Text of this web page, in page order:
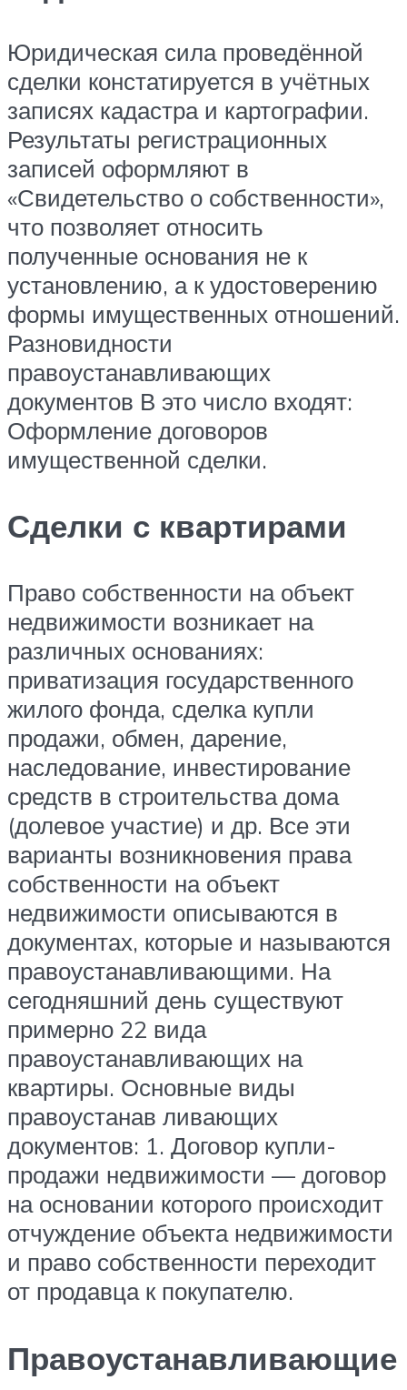
Юридическая сила проведённой
сделки констатируется в учётных
записях кадастра и картографии.
Результаты регистрационных
записей оформляют в
«Свидетельство о собственности»,
что позволяет относить
полученные основания не к
установлению, а к удостоверению
формы имущественных отношений.
Разновидности
правоустанавливающих
документов В это число входят:
Оформление договоров
имущественной сделки.
Сделки с квартирами
Право собственности на объект
недвижимости возникает на
различных основаниях:
приватизация государственного
жилого фонда, сделка купли
продажи, обмен, дарение,
наследование, инвестирование
средств в строительства дома
(долевое участие) и др. Все эти
варианты возникновения права
собственности на объект
недвижимости описываются в
документах, которые и называются
правоустанавливающими. На
сегодняшний день существуют
примерно 22 вида
правоустанавливающих на
квартиры. Основные виды
правоустанав ливающих
документов: 1. Договор купли-
продажи недвижимости — договор
на основании которого происходит
отчуждение объекта недвижимости
и право собственности переходит
от продавца к покупателю.
Правоустанавливающие